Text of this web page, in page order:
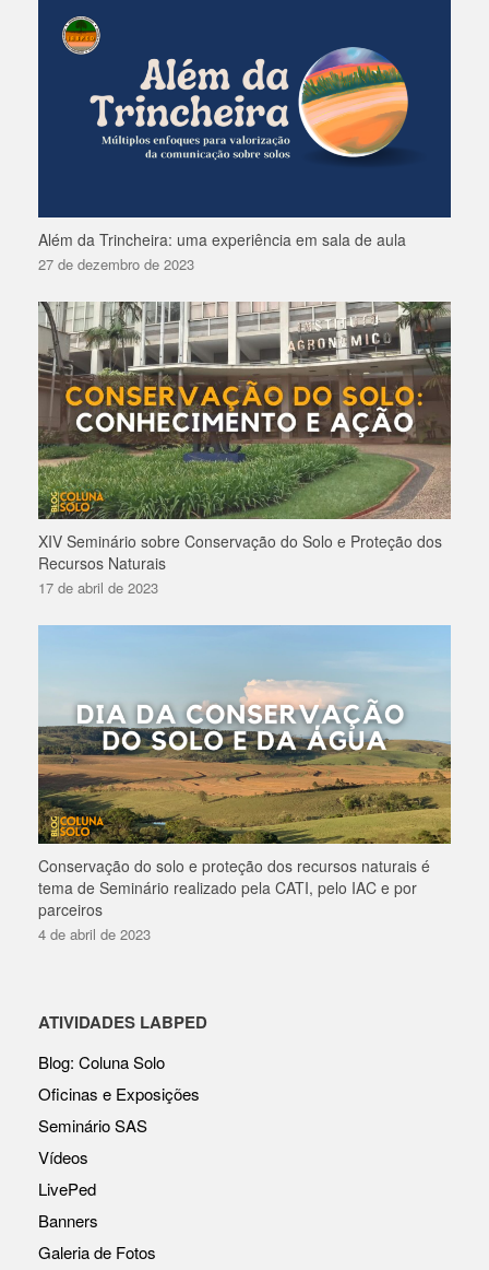
Além da Trincheira: uma experiência em sala de aula
27 de dezembro de 2023
XIV Seminário sobre Conservação do Solo e Proteção dos
Recursos Naturais
17 de abril de 2023
Conservação do solo e proteção dos recursos naturais é
tema de Seminário realizado pela CATI, pelo IAC e por
parceiros
4 de abril de 2023
ATIVIDADES LABPED
Blog: Coluna Solo
Oficinas e Exposições
Seminário SAS
Vídeos
LivePed
Banners
Galeria de Fotos